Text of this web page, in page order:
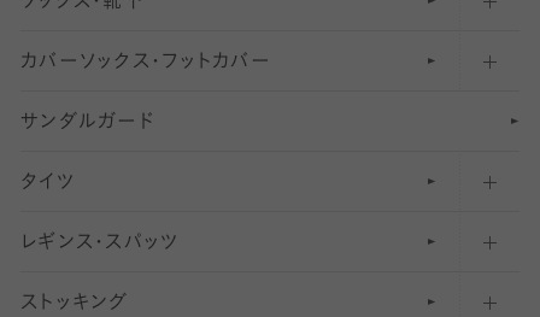
五本指ソックス・靴下
足袋ソックス・靴下
無地・プレーンソックス・靴下
柄ソックス・靴下
スニーカー（くるぶし）用ソックス
カバーソックス・フットカバー
フットカバー・カバーソックス（深め）
フットカバー・カバーソックス（ふつう）
フットカバー・カバーソックス（浅め）
サンダルガード
タイツ
30デニール以下のタイツ（薄手タイツ）
31〜40デニールタイツ
レギンス・スパッツ
柄レギンス
ストッキング